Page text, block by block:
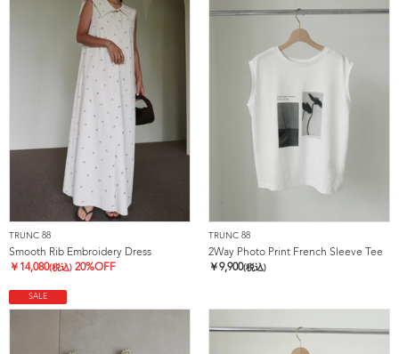
TRUNC 88
Smooth Rib Embroidery Dress
￥ 14,080(税込) 20%OFF
TRUNC 88
2Way Photo Print French Sleeve Tee
￥9,900(税込)
SALE